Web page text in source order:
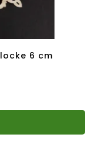
6 cm